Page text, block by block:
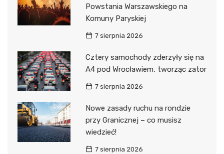
Powstania Warszawskiego na
Komuny Paryskiej
7 sierpnia 2026
Cztery samochody zderzyły się na
A4 pod Wrocławiem, tworząc zator
7 sierpnia 2026
Nowe zasady ruchu na rondzie
przy Granicznej – co musisz
wiedzieć!
7 sierpnia 2026